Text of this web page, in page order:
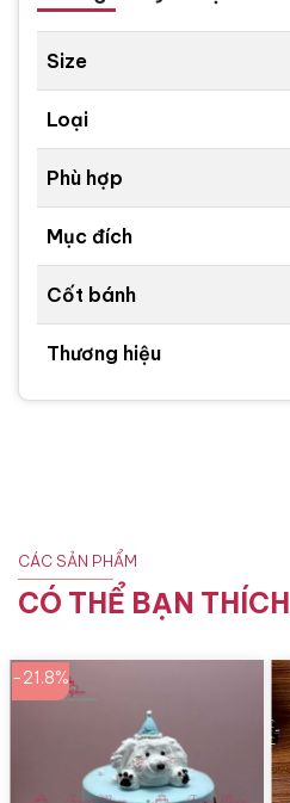
Size
Loại
Phù hợp
Mục đích
Cốt bánh
Thương hiệu
CÁC SẢN PHẨM
CÓ THỂ BẠN THÍCH
-21.8%